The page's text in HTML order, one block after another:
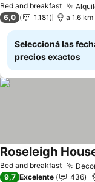
Bed and breakfast
6,0 1.181 a 1.6
Seleccioná las
precios exactos
Bed and breakfast
Roseleigh
9,7 Excelente 436